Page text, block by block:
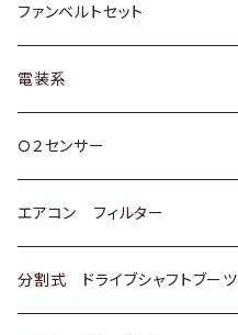
スバル
日野
マツダ
三菱
スバル
マツダ
ダイハツ
マツダ
三菱
スバル
スズキ
日産
ダイハツ
マツダ
三菱
トヨタ
スズキ
ダイハツ
三菱
スバル
ファンベルトセット
トヨタ
ホンダ
スズキ
日産
電装系
Ｏ２センサー
トヨタ
ホンダ
エアコン フィルター
トヨタ
分割式 ドライブシャフトブーツ